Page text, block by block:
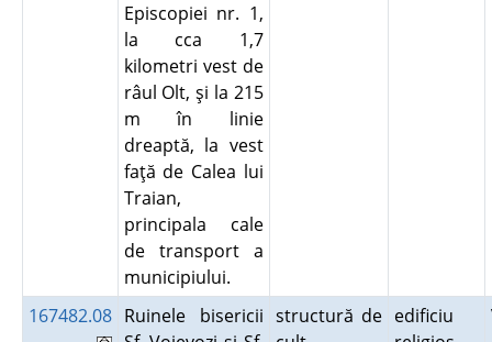
Episcopiei nr. 1,
la cca 1,7
kilometri vest de
râul Olt, şi la 215
m în linie
dreaptă, la vest
faţă de Calea lui
Traian,
principala cale
de transport a
municipiului.
167482.08 Ruinele bisericii structură de edificiu